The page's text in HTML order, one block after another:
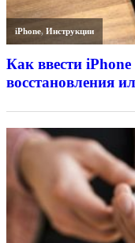
iPhone,Инструкции
Как ввести
восстановления